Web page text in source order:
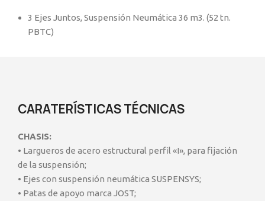
3 Ejes Juntos, Suspensión Neumática 36 m3. (52 tn.
PBTC)
CARATERÍSTICAS TÉCNICAS
CHASIS:
• Largueros de acero estructural perfil «I», para fijación
de la suspensión;
• Ejes con suspensión neumática SUSPENSYS;
• Patas de apoyo marca JOST;